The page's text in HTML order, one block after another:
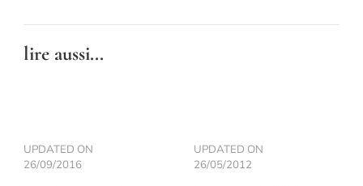
lire aussi...
UPDATED ON
26/09/2016
UPDATED ON
26/05/2012